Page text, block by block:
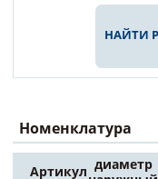
НАЙТИ
Номенклатура
Артикул диаметр